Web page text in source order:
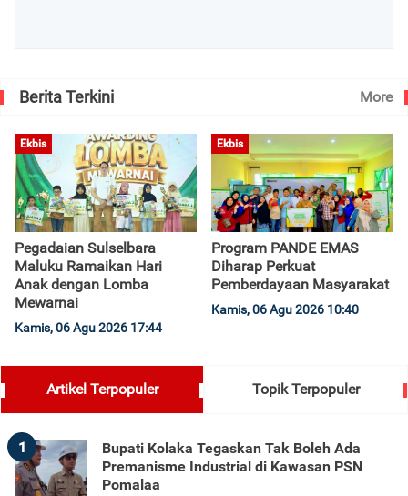
Berita Terkini More
Ekbis
Pegadaian Sulselbara
Maluku Ramaikan Hari
Anak dengan Lomba
Mewarnai
Kamis, 06 Agu 2026 17:44
Ekbis
Program PANDE EMAS
Diharap Perkuat
Pemberdayaan Masyarakat
Kamis, 06 Agu 2026 10:40
Artikel Terpopuler Topik Terpopuler
1
Bupati Kolaka Tegaskan Tak Boleh Ada
Premanisme Industrial di Kawasan PSN
Pomalaa